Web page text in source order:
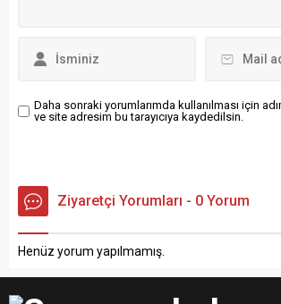
Daha sonraki yorumlarımda kullanılması için
ve site adresim bu tarayıcıya kaydedilsin.
Ziyaretçi Yorumları - 0 Yorum
Henüz yorum yapılmamış.